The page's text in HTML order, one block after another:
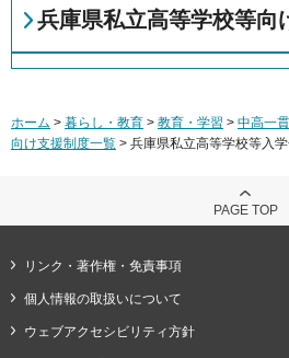
兵庫県私立高等学校等向
ホーム > 暮らし・教育 > 教育・学習 > 中高一
向け支援制度一覧 > 兵庫県私立高等学校等入
PAGE TOP
リンク・著作権・免責事項
個人情報の取扱いについて
ウェブアクセシビリティ方針